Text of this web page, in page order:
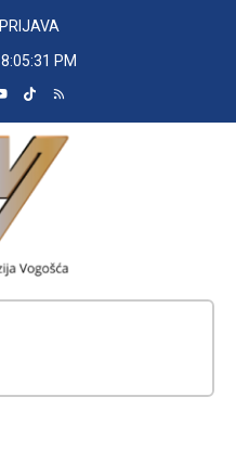
PRIJAVA
8:05:31 PM